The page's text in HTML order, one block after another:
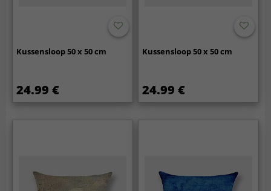
Kussensloop 50 x 50 cm
24.99 €
Kussensloop 50 x 50 cm
24.99 €